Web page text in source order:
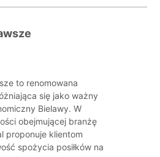
to renomowana
się jako ważny
Bielawy. W
obejmującej branżę
proponuje klientom
spożycia posiłków na